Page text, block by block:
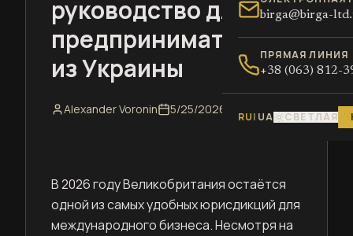
birga@birga-
ПРЯМАЯ ЛИНИЯ
+38 (063) 812-
RU| UA СВЕТЛАЯ
руководство для
предпринимателей
из Украины
Alexander Voronin 5/25/2026
В 2026 году Великобритания остаётся
одной из самых удобных юрисдикций для
международного бизнеса. Несмотря на